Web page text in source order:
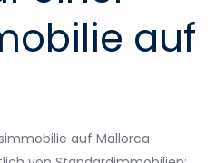
auf
auf Mallorca